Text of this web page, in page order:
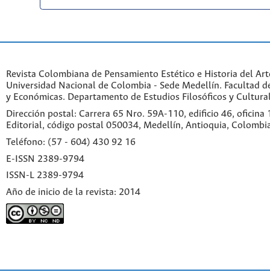
Revista Colombiana de Pensamiento Estético e Historia del
Universidad Nacional de Colombia - Sede Medellín. Facultad
y Económicas. Departamento de Estudios Filosóficos y
Dirección postal: Carrera 65 Nro. 59A-110, edificio 46, oficina
Editorial, código postal 050034, Medellín, Antioquia,
Teléfono: (57 - 604) 430 92 16
E-ISSN 2389-9794
ISSN-L 2389-9794
Año de inicio de la revista: 2014